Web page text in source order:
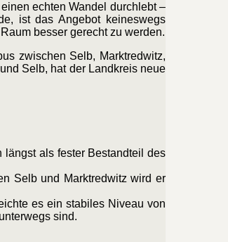
echten Wandel durchlebt –
ist das Angebot keineswegs
besser gerecht zu werden.
zwischen Selb, Marktredwitz,
Selb, hat der Landkreis neue
als fester Bestandteil des
Selb und Marktredwitz wird er
es ein stabiles Niveau von
sind.